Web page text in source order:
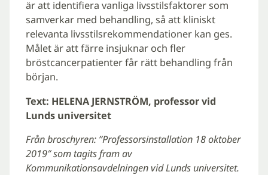
är att identifiera vanliga livsstilsfaktorer som
samverkar med behandling, så att kliniskt
relevanta livsstilsrekommendationer kan ges.
Målet är att färre insjuknar och fler
bröstcancerpatienter får rätt behandling från
början.
Text: HELENA JERNSTRÖM, professor vid
Lunds universitet
Från broschyren: ”Professorsinstallation 18 oktober
2019″ som tagits fram av
Kommunikationsavdelningen vid Lunds universitet.